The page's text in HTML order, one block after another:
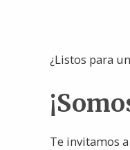
¿Listos para
Te invitamos